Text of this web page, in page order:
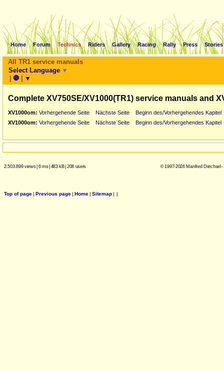
Home Forum Technics Riders Gallery Racing Rally Press Stories
All TR1 service manuals
Select Language ▼
| 🛑 | ▼
Complete XV750SE/XV1000(TR1) service manuals and
XV1000om: Vorhergehende Seite Nächste Seite
Beginn des/Vorhergehendes Kapitel
XV1000om: Vorhergehende Seite Nächste Seite Beginn des/Vorhergehendes Kapitel
2.503.899 views| 6 ms| 483 kB| 208 users © 1997-2026 Manfred Drechsel
Top of page| Previous page| Home| Sitemap| |